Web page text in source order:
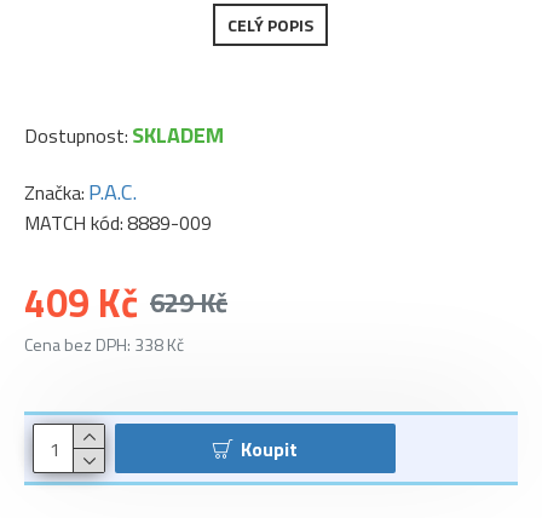
CELÝ POPIS
409 Kč 629 Kč
Cena bez DPH: 338 Kč
Dostupnost: SKLADEM
Značka: P.A.C.
MATCH kód:8889-009
Koupit